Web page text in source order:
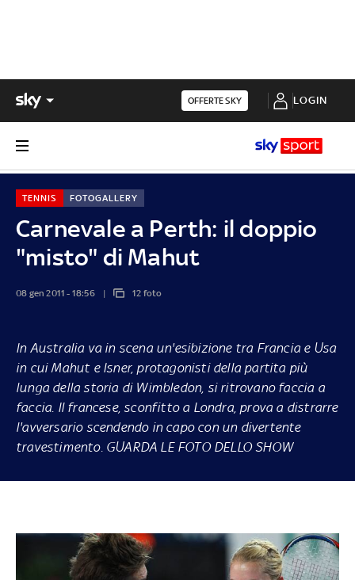
OFFERTE SKY LOGIN
Carnevale a Perth: il doppio
"misto" di Mahut
TENNIS FOTOGALLERY
08 gen 2011 - 18:56 12 foto
In Australia va in scena un'esibizione tra Francia e Usa
in cui Mahut e Isner, protagonisti della partita più
lunga della storia di Wimbledon, si ritrovano faccia a
faccia. Il francese, sconfitto a Londra, prova a distrarre
l'avversario scendendo in capo con un divertente
travestimento. GUARDA LE FOTO DELLO SHOW